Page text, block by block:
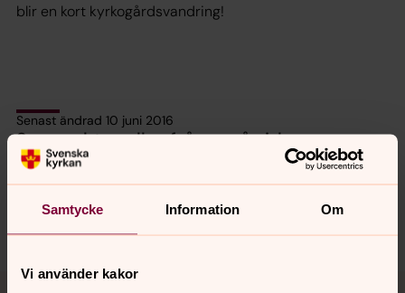
Samtycke Information Om
Vi använder kakor
blir en kort kyrkogårdsvandring!
Senast ändrad 10 juni 2016
Synpunkter eller frågor på sidans
innehåll?
johannes.forsamling.sthlm@svenskakyrkan.se
Dela
Tillbaka till toppen
Tillbaka till innehållet